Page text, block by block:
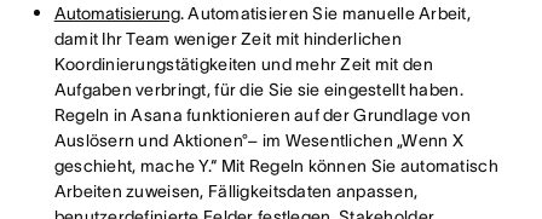
Automatisierung. Automatisieren Sie manuelle Arbeit,
damit Ihr Team weniger Zeit mit hinderlichen
Koordinierungstätigkeiten und mehr Zeit mit den
Aufgaben verbringt, für die Sie sie eingestellt haben.
Regeln in Asana funktionieren auf der Grundlage von
Auslösern und Aktionen°– im Wesentlichen „Wenn X
geschieht, mache Y.“ Mit Regeln können Sie automatisch
Arbeiten zuweisen, Fälligkeitsdaten anpassen,